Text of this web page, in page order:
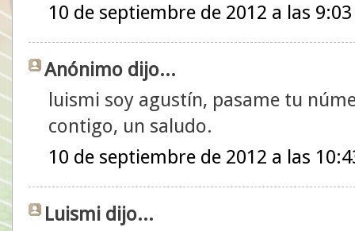
10 de septiembre de 2012 a las 9:03
Anónimo dijo...
luismi soy agustín, pasame tu
contigo, un saludo.
10 de septiembre de 2012 a las
Luismi dijo...